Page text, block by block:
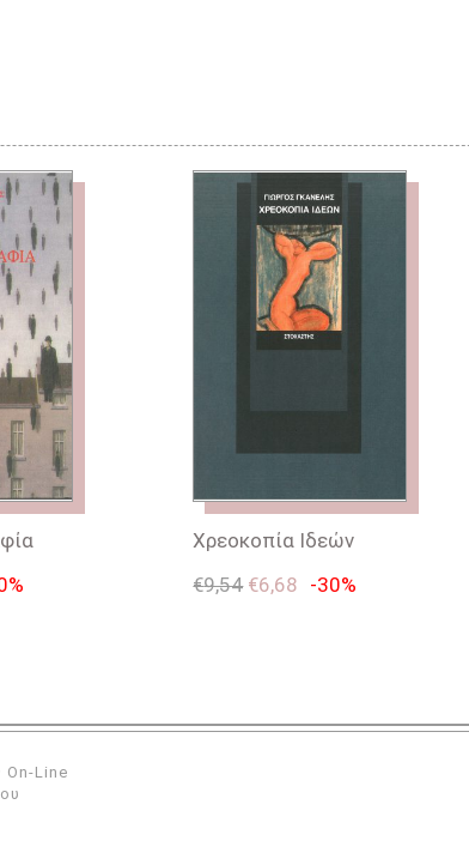
Χρεοκοπία Ιδεών
€9,54 €6,68 -30%
On-Line